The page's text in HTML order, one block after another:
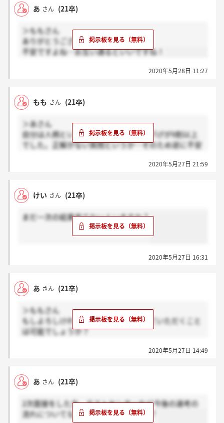
あ さん (21卒)
＞ももさん
ありがとうございます！
不安ですよね…お互い通るといいですね！
2020年5月28日 11:27
もも さん (21卒)
＞あさん
自分は人柄というよりかは人生の掘り下げが9割以上
でした。正解がない質問というか…そのため逆に不安
2020年5月27日 21:59
けい さん (21卒)
まだ一次の結果来てない人いますか？
2020年5月27日 16:31
あ さん (21卒)
＞ももさん
もしよろしければ面接の内容など教えていただくこと
は可能でしょうか？
2020年5月27日 14:49
あ さん (21卒)
2次面接をした方、テストセンターなど今後の選考の
流れについてなにか説明ありましたか？